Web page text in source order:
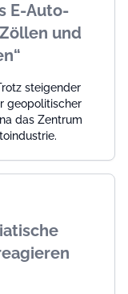
E-Auto-
und
steigender
geopolitischer
das Zentrum